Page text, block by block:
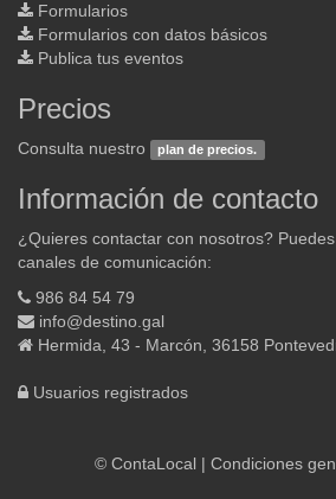
Formularios
Formularios con datos básicos
Publica tus eventos
Precios
Consulta nuestro plan de precios.
Información de contacto
¿Quieres contactar con nosotros?
canales de comunicación:
986 84 54 79
info@destino.gal
Hermida, 43 - Marcón, 36158
Usuarios registrados
© ContaLocal | Condiciones